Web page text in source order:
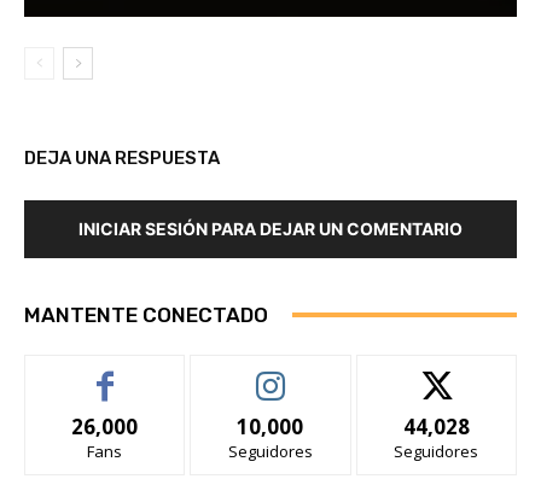
DEJA UNA RESPUESTA
INICIAR SESIÓN PARA DEJAR UN COMENTARIO
MANTENTE CONECTADO
26,000
Fans
10,000
Seguidores
44,028
Seguidores